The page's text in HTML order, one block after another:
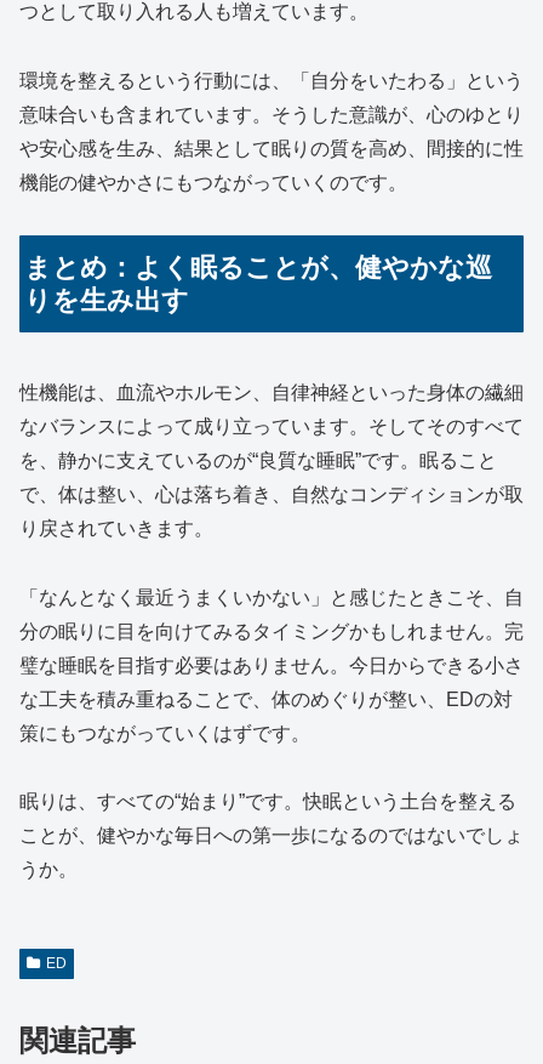
つとして取り入れる人も増えています。
環境を整えるという行動には、「自分をいたわる」という
意味合いも含まれています。そうした意識が、心のゆとり
や安心感を生み、結果として眠りの質を高め、間接的に性
機能の健やかさにもつながっていくのです。
まとめ：よく眠ることが、健やかな巡
りを生み出す
性機能は、血流やホルモン、自律神経といった身体の繊細
なバランスによって成り立っています。そしてそのすべて
を、静かに支えているのが“良質な睡眠”です。眠ること
で、体は整い、心は落ち着き、自然なコンディションが取
り戻されていきます。
「なんとなく最近うまくいかない」と感じたときこそ、自
分の眠りに目を向けてみるタイミングかもしれません。完
璧な睡眠を目指す必要はありません。今日からできる小さ
な工夫を積み重ねることで、体のめぐりが整い、EDの対
策にもつながっていくはずです。
眠りは、すべての“始まり”です。快眠という土台を整える
ことが、健やかな毎日への第一歩になるのではないでしょ
うか。
ED
関連記事